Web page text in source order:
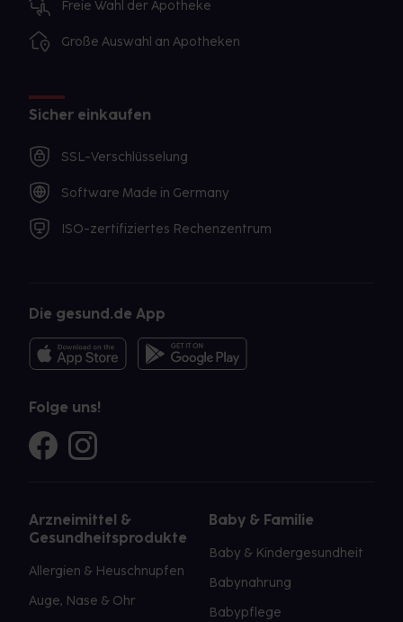
Freie Wahl der Apotheke
Große Auswahl an Apotheken
Sicher einkaufen
SSL-Verschlüsselung
Software Made in Germany
ISO-zertifiziertes Rechenzentrum
Die gesund.de App
Folge uns!
Arzneimittel &
Gesundheitsprodukte
Allergien & Heuschnupfen
Auge, Nase & Ohr
Baby & Familie
Baby & Kindergesundheit
Babynahrung
Babypflege